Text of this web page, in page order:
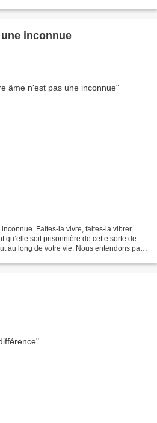
inconnue
Faites-la vivre, faites-la vibrer.
qu’elle soit prisonnière de cette sorte de
au long de votre vie. Nous entendons par